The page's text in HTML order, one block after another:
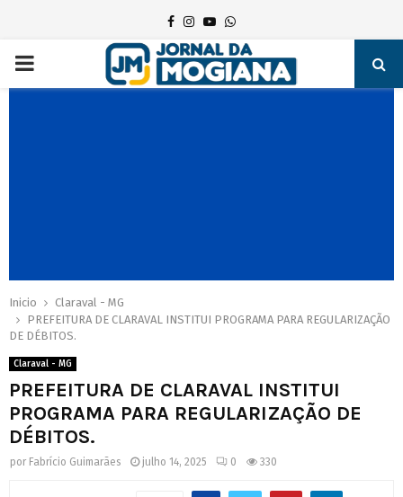
Facebook
Instagram
YoutubeWhatsapp
PRIMARY
Inicio
Claraval - MG
PREFEITURA DE CLARAVAL INSTITUI PROGRAMA PARA REGULARIZAÇÃO
DE DÉBITOS.
Claraval - MG
PREFEITURA DE CLARAVAL INSTITUI
PROGRAMA PARA REGULARIZAÇÃO DE
DÉBITOS.
por Fabrício Guimarães julho 14, 2025 0 330